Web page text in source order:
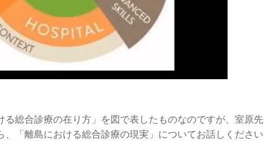
る総合診療の在り方」を図で表したものなのですが、室原先
、「離島における総合診療の現実」についてお話しください